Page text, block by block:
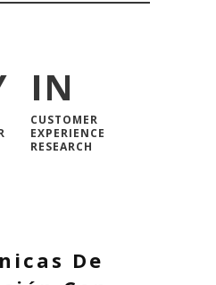
IN
CUSTOMER
EXPERIENCE
RESEARCH
De